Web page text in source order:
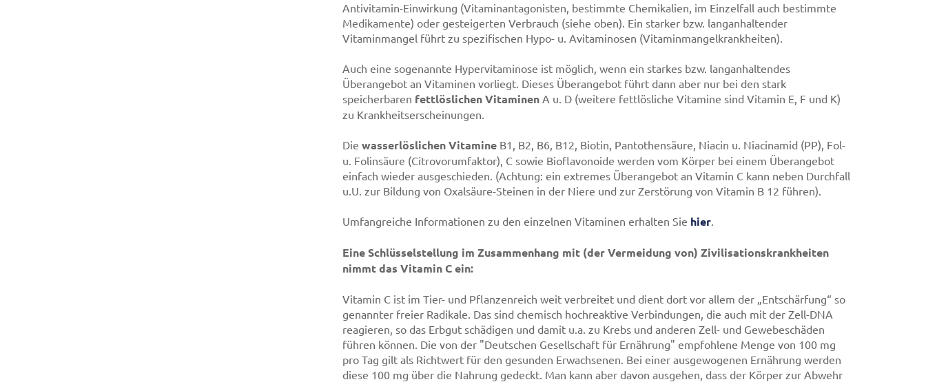
Antivitamin-Einwirkung (Vitaminantagonisten, bestimmte Chemikalien, im Einzelfall auch bestimmte
Medikamente) oder gesteigerten Verbrauch (siehe oben). Ein starker bzw. langanhaltender
Vitaminmangel führt zu spezifischen Hypo- u. Avitaminosen (Vitaminmangelkrankheiten).
Auch eine sogenannte Hypervitaminose ist möglich, wenn ein starkes bzw. langanhaltendes
Überangebot an Vitaminen vorliegt. Dieses Überangebot führt dann aber nur bei den stark
speicherbaren fettlöslichen Vitaminen A u. D (weitere fettlösliche Vitamine sind Vitamin E, F und K)
zu Krankheitserscheinungen.
Die wasserlöslichen Vitamine B1, B2, B6, B12, Biotin, Pantothensäure, Niacin u. Niacinamid (PP), Fol-
u. Folinsäure (Citrovorumfaktor), C sowie Bioflavonoide werden vom Körper bei einem Überangebot
einfach wieder ausgeschieden. (Achtung: ein extremes Überangebot an Vitamin C kann neben Durchfall
u.U. zur Bildung von Oxalsäure-Steinen in der Niere und zur Zerstörung von Vitamin B 12 führen).
Umfangreiche Informationen zu den einzelnen Vitaminen erhalten Sie hier.
Eine Schlüsselstellung im Zusammenhang mit (der Vermeidung von) Zivilisationskrankheiten
nimmt das Vitamin C ein:
Vitamin C ist im Tier- und Pflanzenreich weit verbreitet und dient dort vor allem der „Entschärfung“ so
genannter freier Radikale. Das sind chemisch hochreaktive Verbindungen, die auch mit der Zell-DNA
reagieren, so das Erbgut schädigen und damit u.a. zu Krebs und anderen Zell- und Gewebeschäden
führen können. Die von der "Deutschen Gesellschaft für Ernährung" empfohlene Menge von 100 mg
pro Tag gilt als Richtwert für den gesunden Erwachsenen. Bei einer ausgewogenen Ernährung werden
diese 100 mg über die Nahrung gedeckt. Man kann aber davon ausgehen, dass der Körper zur Abwehr